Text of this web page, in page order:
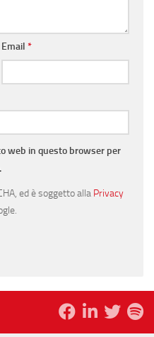
Email *
web in questo browser per
ed è soggetto alla Privacy